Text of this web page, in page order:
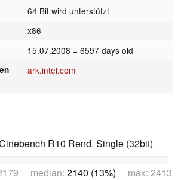
64 Bit wird unterstützt
x86
15.07.2008 = 6597 days old
ark.intel.com
R10 Rend. Single (32bit)
median: 2140 (13%) max: 2413